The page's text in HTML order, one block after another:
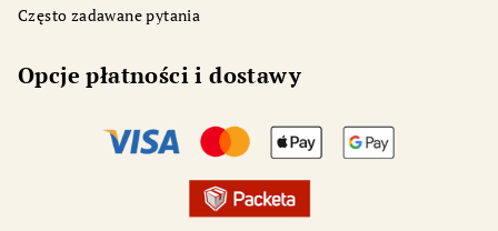
Często zadawane pytania
Opcje płatności i dostawy